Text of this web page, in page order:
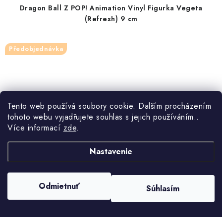
Tento web používá soubory cookie. Dalším procházením
tohoto webu vyjadřujete souhlas s jejich používáním..
Více informací zde.
Nastavenie
Odmietnuť Súhlasím
Dragon Ball Z POP! Animation Vinyl Figurka Vegeta
(Refresh) 9 cm
Předobjednávka